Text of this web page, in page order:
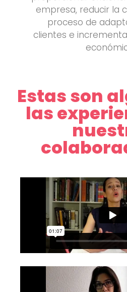
empresa, reducir la
proceso de
clientes e
Estas son
las